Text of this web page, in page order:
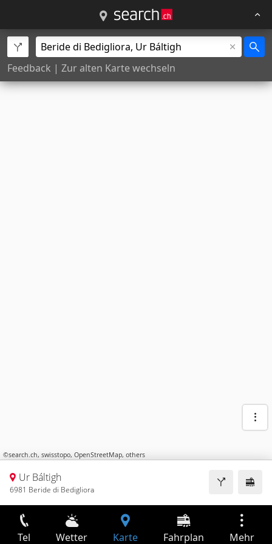
Feedback | Zur alten Karte wechseln
©search.ch, swisstopo, OpenStreetMap, others
Ur Báltigh
6981 Beride di Bedigliora
Tel Wetter Karte Fahrplan Mehr